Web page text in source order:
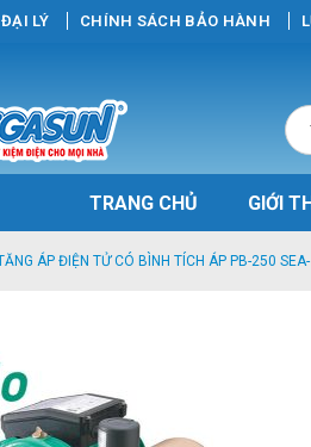
LÝ CHÍNH SÁCH BẢO HÀNH
TRANG CHỦ GIỚI
ÁP ĐIỆN TỬ CÓ BÌNH TÍCH ÁP PB-250